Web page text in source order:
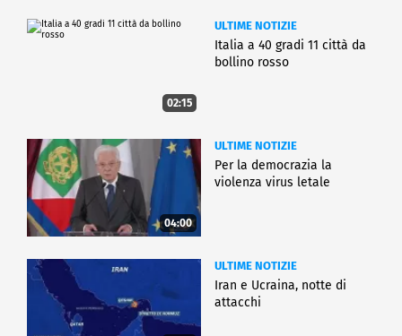
02:15
ULTIME NOTIZIE
Italia a 40 gradi 11 città da
bollino rosso
04:00
ULTIME NOTIZIE
Per la democrazia la
violenza virus letale
ULTIME NOTIZIE
Iran e Ucraina, notte di
attacchi